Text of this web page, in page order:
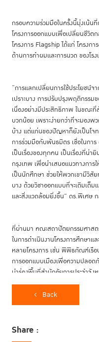
กรอบความร่วมมือในครั้งนี้มุ่งเน้
โครงการออกแบบเพื่อเปลี่ยนชีวิต
โครงการ Flagship ได้แก่ โครง
ด้านการทำผมและการนวด ของโร
“การแลกเปลี่ยนการใช้ประโยชน์
เปราะบาง การปรับปรุงพฤติกรร
เนื่องอย่างมีประสิทธิภาพ ในขณะ
บวกน้อย เพราะง่ายกว่าที่จะมองพว
บ้าง แต่แก่นของปัญหาก็ยังเป็นโจ
การร่วมมือกับพันธมิตร เชื่อในกา
เป็นเรื่องของทุกคน เป็นเรื่องที่น่
กรุงเทพ เพื่อนำเสนอแนวทางการ
เป็นนักศึกษา ช่วยให้พวกเขามีวิสั
บาง ด้วยวิชาออกแบบที่จะเติมเต็
และสิ่งแวดล้อมยิ่งขึ้น” ดร.พิเศษ
ที่ผ่านมา คณะสถาปัตยกรรมศาส
ในการดำเนินงานโครงการศึกษา
หลายโครงการ เช่น พิพิธภัณฑ์เรือ
การออกแบบเมืองเพื่อความปลอ
นำร่องพื้นที่สำนักอัยการประจำจัง
Back
Share :